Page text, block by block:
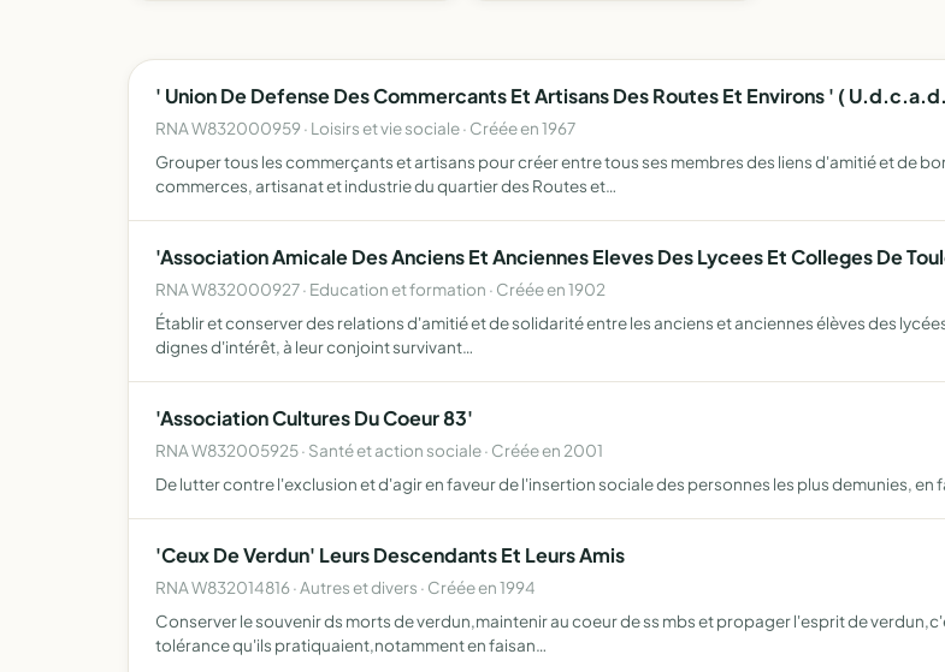
' Union De Defense Des Commercants Et Artisans Des Routes Et Environs ' (
RNA W832000959 · Loisirs et vie sociale · Créée en 1967
Grouper tous les commerçants et artisans pour créer entre tous ses membres des liens d'amitié et de
commerces, artisanat et industrie du quartier des Routes et…
'Association Amicale Des Anciens Et Anciennes Eleves Des Lycees Et Colleges De
RNA W832000927 · Education et formation · Créée en 1902
Établir et conserver des relations d'amitié et de solidarité entre les anciens et anciennes élèves des
dignes d'intérêt, à leur conjoint survivant…
'Association Cultures Du Coeur 83'
RNA W832005925 · Santé et action sociale · Créée en 2001
De lutter contre l'exclusion et d'agir en faveur de l'insertion sociale des personnes les plus demunies, en
'Ceux De Verdun' Leurs Descendants Et Leurs Amis
RNA W832014816 · Autres et divers · Créée en 1994
Conserver le souvenir ds morts de verdun,maintenir au coeur de ss mbs et propager l'esprit de
tolérance qu'ils pratiquaient,notamment en faisan…